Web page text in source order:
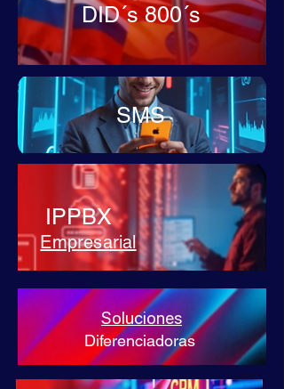
DID´s 800´s
SMS
IPPBX
Empresarial
Diferenciadoras
Soluciones